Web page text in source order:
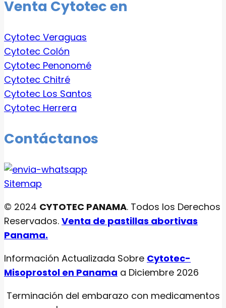
Venta Cytotec en
Cytotec Veraguas
Cytotec Colón
Cytotec Penonomé
Cytotec Chitré
Cytotec Los Santos
Cytotec Herrera
Contáctanos
Sitemap
© 2024 CYTOTEC PANAMA. Todos los Derechos
Reservados. Venta de pastillas abortivas
Panama.
Información Actualizada Sobre Cytotec-
Misoprostol en Panama a Diciembre 2026
Terminación del embarazo con medicamentos